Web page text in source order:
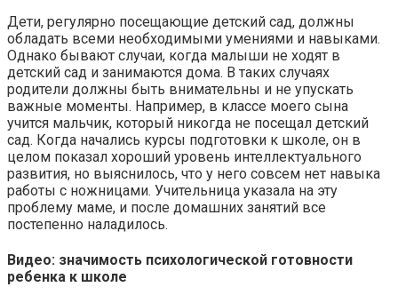
Дети, регулярно посещающие детский сад, должны
обладать всеми необходимыми умениями и навыками.
Однако бывают случаи, когда малыши не ходят в
детский сад и занимаются дома. В таких случаях
родители должны быть внимательны и не упускать
важные моменты. Например, в классе моего сына
учится мальчик, который никогда не посещал детский
сад. Когда начались курсы подготовки к школе, он в
целом показал хороший уровень интеллектуального
развития, но выяснилось, что у него совсем нет навыка
работы с ножницами. Учительница указала на эту
проблему маме, и после домашних занятий все
постепенно наладилось.
Видео: значимость психологической готовности
ребенка к школе